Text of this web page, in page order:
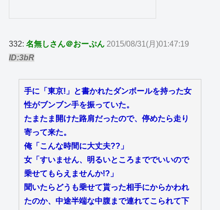
332:名無しさん＠おーぷん 2015/08/31(月)01:47:19
ID:3bR
手に「東京!」と書かれたダンボールを持った女
性がブンブン手を振っていた。
たまたま開けた路肩だったので、停めたら走り
寄って来た。
俺「こんな時間に大丈夫??」
女「すいません、明るいところまででいいので
乗せてもらえませんか!?」
聞いたらどうも乗せて貰った相手にからかわれ
たのか、中途半端な中腹まで連れてこられて下